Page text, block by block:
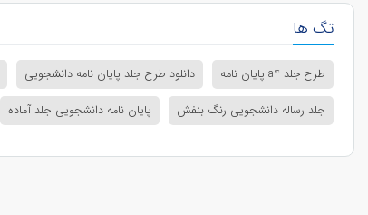
تگ ها
طرح جلد a4 پایان نامه دانلود طرح جلد پایان نامه دانشجویی
جلد رساله دانشجویی رنگ بنفش
پایان نامه دانشجویی جلد آماده